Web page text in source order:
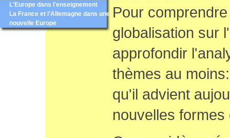
L'Europe dans l'enseignement
La France et l'Allemagne dans une
nouvelle Europe
Pour
globalisation sur
approfondir
thèmes au
qu'il advient
nouvelles formes